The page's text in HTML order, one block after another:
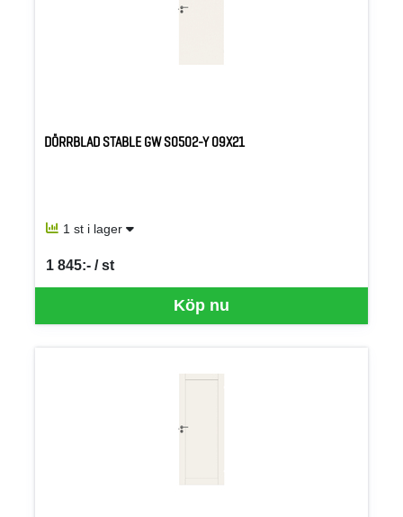
DÖRRBLAD STABLE GW S0502-Y 09X21
1 st i lager
Köp nu
1 845:- / st
SEK per ST